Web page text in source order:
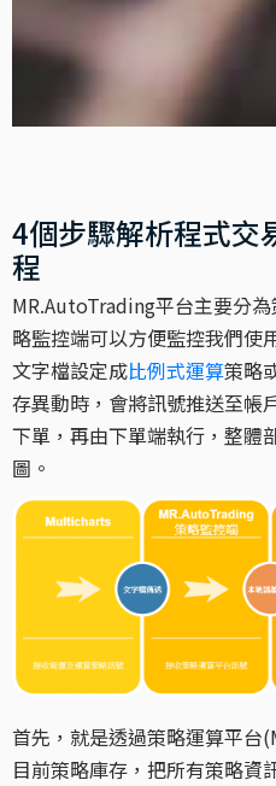
4個步驟解析程式交
程
MR.AutoTrading平台主要分
略監控端可以方便監控我們使
文字檔設定成比例式運算策略
存異動時，會將訊號推送至帳
下單，再由下單端執行，整體
圖。
首先，就是透過策略運算平
目前策略庫存，把所有策略資